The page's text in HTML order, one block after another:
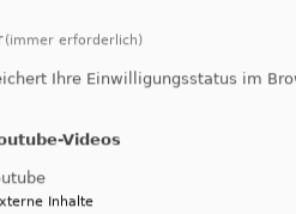
(immer erforderlich)
Ihre Einwilligungsstatus im
Videos
Inhalte